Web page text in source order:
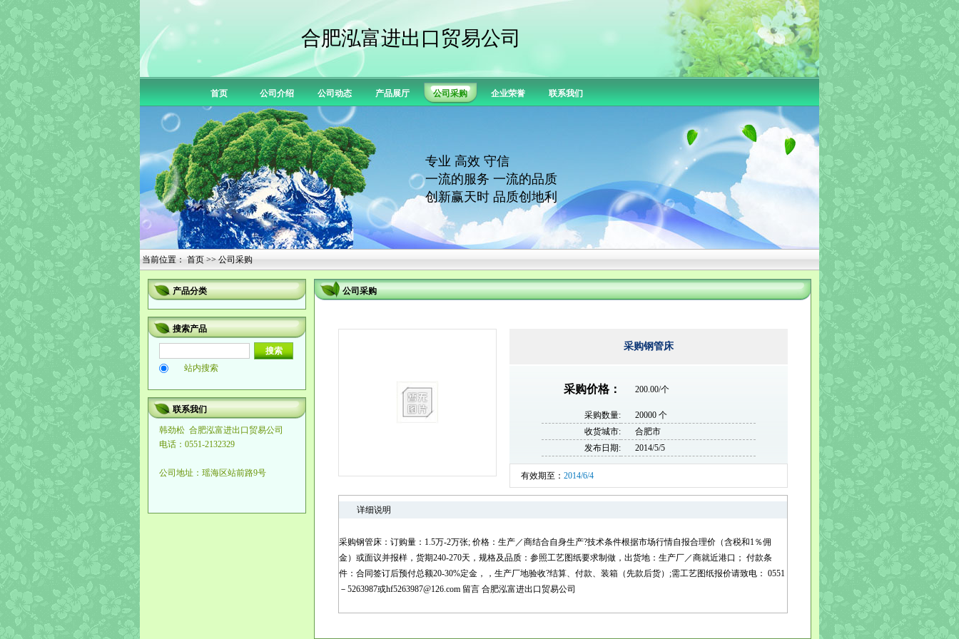
合肥泓富进出口贸易公司
首页 公司介绍 公司动态 产品展厅 公司采购 企业荣誉 联系我们
专业 高效 守信
一流的服务 一流的品质
创新赢天时 品质创地利
当前位置： 首页 >> 公司采购
产品分类
搜索产品
站内搜索
联系我们
韩劲松 合肥泓富进出口贸易公司
电话：0551-2132329
公司地址：瑶海区站前路9号
公司采购
采购钢管床
采购价格： 200.00/个
采购数量:
20000 个
收货城市:
合肥市
发布日期:
2014/5/5
有效期至： 2014/6/4
详细说明
采购钢管床：订购量：1.5万-2万张; 价格：生产／商结合自身生产?技术条件根据市场行情自报合理价（含税和1％佣
金）或面议并报样，货期240-270天，规格及品质：参照工艺图纸要求制做，出货地：生产厂／商就近港口； 付款条
件：合同签订后预付总额20-30%定金，，生产厂地验收?结算、付款、装箱（先款后货）;需工艺图纸报价请致电： 0551
－5263987或hf5263987@126.com 留言 合肥泓富进出口贸易公司